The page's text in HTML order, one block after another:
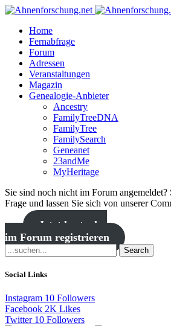
Home
Fernabfrage
Forum
Adressen
Veranstaltungen
Magazin
Genealogie-Anbieter
Ancestry
FamilyTreeDNA
FamilyTree
FamilySearch
Geneanet
23andMe
MyHeritage
Sie sind noch nicht im Forum angemeldet?
Frage und lassen Sie sich von unserer
Jetzt kostenlos
im Forum registrieren
Search
Social Links
Instagram 10 Followers
Facebook 2K Likes
Twitter 10 Followers